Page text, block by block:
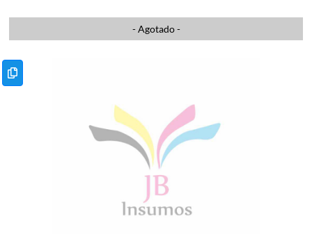
- Agotado -